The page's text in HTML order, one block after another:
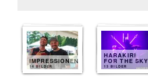
IMPRESSIONEN
14 BILDER
HARAKIRI
FOR THE SKY
13 BILDER